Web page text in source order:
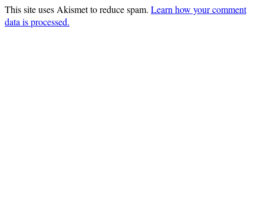
This site uses Akismet to reduce spam. Learn how your comment
data is processed.